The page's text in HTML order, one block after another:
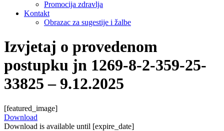
Promocija zdravlja
Kontakt
Obrazac za sugestije i žalbe
Izvjetaj o provedenom
postupku jn 1269-8-2-359-25-
33825 – 9.12.2025
[featured_image]
Download
Download is available until [expire_date]